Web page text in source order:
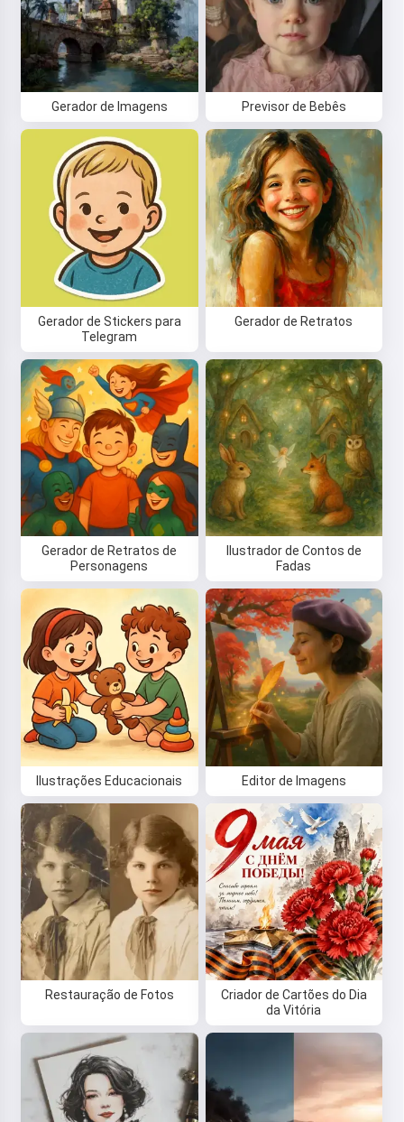
Gerador de Imagens Previsor de Bebês
Gerador de Stickers para
Telegram
Gerador de Retratos
Gerador de Retratos de
Personagens
Ilustrador de Contos de
Fadas
Ilustrações Educacionais Editor de Imagens
Restauração de Fotos
Criador de Cartões do Dia
da Vitória